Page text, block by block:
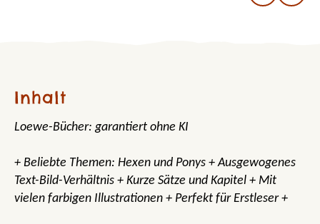
Inhalt
Loewe-Bücher: garantiert ohne KI
+ Beliebte Themen: Hexen und Ponys + Ausgewogenes
Text-Bild-Verhältnis + Kurze Sätze und Kapitel + Mit
vielen farbigen Illustrationen + Perfekt für Erstleser +